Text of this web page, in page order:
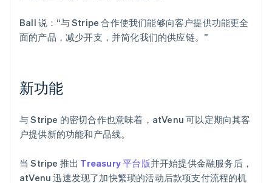
Ball 说：“与 Stripe 合作使我们能够向客户提供功能更全
面的产品，减少开支，并简化我们的供应链。”
新功能
与 Stripe 的密切合作也意味着，atVenu 可以定期向其客
户提供新的功能和产品线。
当 Stripe 推出 Treasury 平台版并开始提供金融服务后，
atVenu 迅速发现了加快繁琐的活动后款项支付流程的机